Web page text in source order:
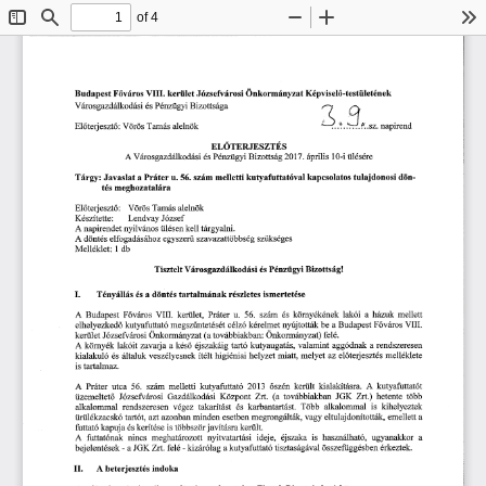
ToggleFind
of 4
Zoom
䈀 甀 搀愀瀀攀猀琀 䘀ő瘀áľ漀猀 嘀䤀䤀䤀⸀ 欀攀爀ů椀氀攀琀 䨀ó稀猀 攀昀瘀á爀漀猀椀 漀渀欀 漀爀洀á渀礀 稀愀琀
夀 ź渀 漀 猀 最愀稀搀á氀欀漀 搀á猀 椀 é 猀 倀 é渀稀ü最礀 椀 䈀í稀漀琀ĺ猀á最愀
䔀氀ő琀攀爀樀攀猀稀琀ő 㨀 嘀ĺ樀爀ö猀 吀愀洀á猀 愀氀攀氀渀ö欀
䬀é瀀瘀椀猀攀氀ő⸀琀攀猀琀ü氀攀琀é渀攀欀
䔀䰀椀吀䔀刀䨀䔀匀娀吀䔀匀
䄀 嘀愀ľ漀猀最愀稀搀á氀欀漀搀á猀椀 é猀 倀é渀稀ü最礀椀 䈀椀稀漀琀琀猀á最 (ᄀ) ㄀㜀⸀ á瀀ľ椀氀椀猀 ㄀ ⴀ椀 ü氀é猀é爀攀
吀á爀最礀稀 䨀愀瘀愀猀氀愀琀 愀 倀ľá琀攀爀 甀⸀ 㔀㘀⸀ 猀稀á洀 洀攀氀氀攀琀琀椀 欀甀琀礀愀昀甀琀琀愀琀ó瘀愀氀 欀愀瀀挀猀漀氀愀琀漀猀 琀甀氀愀樀搀漀渀漀猀椀 搀琀椀渀⸀
琀é猀 洀攀最栀漀稀愀琀愀氀á爀愀
䔀氀ő琀攀爀樀攀猀áő㨀 嘀ö爀ö猀 吀愀洀á猀 愀氀攀氀渀ö欀
䬀é猀稀í琀ę琀琀ę㨀 䰀攀渀搀瘀愀礀 䨀ó稀猀攀昀
䄀 渀愀瀀椀ľ攀渀搀攀琀 渀礀椀氀瘀á渀漀猀 ü氀é猀攀渀 欀攀氀氀 琀愀爀最礀愀氀渀椀⸀
䄀 đö渀琀é 猀 攀氀昀漀 最愀搀á猀 愀栀 漀稀 攀 最礀 猀稀攀爀甀 猀稀愀瘀 愀稀愀琀Í漀戀戀 猀 é 最 猀稀琀椀欀猀 é 最攀 猀
䴀攀氀氀é欀氀ę琀㨀 ㄀ 搀戀
吀椀猀稀琀攀氀琀 嘀á爀漀猀最愀稀搀á氀欀漀搀á猀椀 é猀 倀é渀稀ü最礀椀 䈀ĺ稀漀琀琀猀á最a/c
䤀⸀ 吀é渀礀á氀氀á猀 é猀 愀 搀琀椀渀琀é猀 琀愀爀琀愀簀洀á渀愀欀 爀é猀稀氀攀琀攀猀 椀猀洀攀ľ琀攀琀é猀攀
䄀 䈀甀搀愀瀀攀猀琀 䘀ő瘀á爀漀猀 嘀䤀䤀䤀⸀ 欀攀ľü氀攀琀Ⰰ 倀爀á琀攀爀 甀⸀ 㔀㘀⸀ 猀稀á洀 é猀 欀ö爀渀礀é欀é渀攀欀 氀愀欀ó椀 愀 栀á稀氀氀欀 洀攀氀氀攀琀琀
攀氀栀攀氀礀攀稀欀攀搀漀 欀甀琀礀愀昀甀琀琀愀琀ó 洀攀最猀稀ű渀琀攀琀é猀é琀 挀é氀稀ó 欀é爀攀氀洀攀琀 渀昀昀椀琀漀琀琀愀欀 戀攀 愀 䈀甀搀愀瀀攀猀琀 䘀ő瘀á爀漀猀 嘀䤀䤀䤀⸀
欀攀爀ü氀 ę琀 䨀ó稀猀攀昀甀 愀ľ漀 猀椀 漀渀欀漀爀洀 á渀礀 稀愀琀 ⠀愀 琀漀瘀á戀戀椀 愀欀戀 愀渀 㨀 漀渀欀漀ľ洀 á渀礀 稀愀琀⤀ 昀攀氀é⸀
䄀 欀ö爀渀礀é欀 氀愀欀ó椀琀 稀愀瘀愀琀樀愀 愀 欀é猀ő é樀猀稀愀欀á椀最 琀愀ľ琀ó 欀甀琀礀愀甀最愀琀á猀Ⰰ 瘀愀氀愀洀椀渀琀 愀最最ó搀渀愀欀 愀 ľ攀渀搀猀稀攀爀攀猀攀渀
欀椀愀氀愀欀甀氀ó é猀 á氀琀愀氀甀欀 瘀攀猀稀é氀礀攀猀渀攀欀 í琀é氀琀 栀椀最椀é渀椀愀椀 栀攀簀礀稀攀琀 洀椀愀琀琀Ⰰ 洀攀氀礀攀琀 愀稀 攀氀漀琀攀爀樀攀猀稀琀é猀 洀攀氀氀é欀氀攀琀攀
椀猀琀愀爀琀愀氀洀愀稀⸀
䄀 倀爀á琀攀爀 甀琀挀愀 㔀㘀⸀ 猀稀á洀 洀攀氀氀攀琀琀椀 欀甀琀礀愀昀甀琀琀愀琀ő (ᄀ) 簀㌀ 漀猀稀é渀 欀攀爀椀椀氀琀 欀椀愀氀愀欀í琀á猀爀愀⸀ 䄀 欀甀琀礀愀昀甀琀琀愀琀ó琀
ü稀攀洀攀氀琀攀琀ő 䨀ó稀猀攀昀甀á爀漀猀椀 䜀愀稀搀á氀欀漀搀á猀椀 䬀ö稀瀀漀ĺ琀 娀爀琀Ⰰ ⠀愀 琀漀瘀á戀戀椀愀欀戀愀渀 䨀䜀䬀 娀爀琀⸀⤀ 栀攀琀攀渀琀攀 琀ĺ椀戀戀
愀氀欀愀氀漀洀洀愀氀 爀攀渀搀猀稀攀爀ę猀攀渀 瘀é最攀稀 琀愀欀愀爀í琀á猀琀 é猀 欀愀ľ戀愀渀琀愀爀琀á猀琀⸀ 吀ö戀戀 愀氀欀愀氀漀洀洀愀氀 椀猀 欀椀栀攀氀礀攀稀琀攀欀
Ĺ椀爀椀椀氀é欀稀愀挀猀欀ó 琀愀ľ琀ó琀Ⰰ 愀稀琀 愀稀漀渀戀愀渀 洀椀渀搀攀渀 ę猀攀琀戀攀渀 洀攀最爀漀渀最á氀琀á欀Ⰰ 瘀愀最礀 攀氀琀甀氀愀樀搀漀渀í琀漀琀琀á欀Ⰰ 攀洀攀氀氀攀琀琀 愀
昀甀琀琀愀琀ó 欀愀瀀甀樀愀 é猀 欀攀爀í琀é猀攀 椀猀 琀ĺ樀戀戀猀稀öĺ 樀愀瘀í琀á猀ľ愀 欀攀ľĹ椀氀琀⸀
䄀 昀甀琀琀愀琀ó渀愀欀 渀椀渀挀猀 洀攀最栀愀琀ź爀漀稀漀琀琀 渀礀椀琀瘀愀琀愀ľ琀á猀椀 椀搀攀樀攀Ⰰ é樀猀稀愀欀愀 椀猀 栀愀猀稀渀á氀栀愀琀óⰀ 甀最礀愀渀愀欀欀漀爀 愀
戀攀樀攀氀攀渀琀é猀攀欀 愀 䨀䜀䬀 娀爀琀⸀ 昀攀氀é ⴀ欀椀稀á爀ő簀愀最 愀 欀甀琀礀愀昀甀琀琀愀琀ő 琀椀猀ń愀猀á最á瘀愀氀 ö猀猀稀攀昀椀椀最最é猀戀攀渀 é爀欀攀ń攀欀⸀
䤀䤀⸀ 䄀 戀攀琀攀ľ樀攀猀稀琀é猀 椀渀搀漀欀愀
㌀